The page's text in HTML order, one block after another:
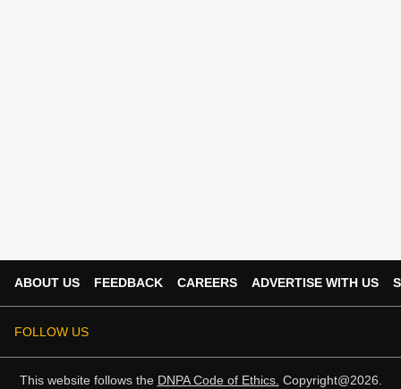
ABOUT US FEEDBACK CAREERS ADVERTISE WITH US
FOLLOW US
This website follows the DNPA Code of Ethics. Copyright@2026.